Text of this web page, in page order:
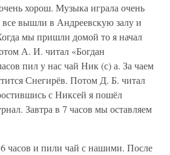
хорош. Музыка играла очень
вышли в Андреевскую залу и
мы пришли домой то я начал
А. И. читал «Богдан
пил у нас чай Ник (с) а. За чаем
Снегирёв. Потом Д. Б. читал
с Никсей я пошёл
Завтра в 7 часов мы оставляем
6 часов и пили чай с нашими. После